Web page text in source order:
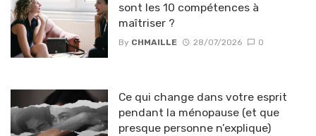
sont les 10 compétences à
maîtriser ?
By CHMAILLE 28/07/2026 0
Ce qui change dans votre esprit
pendant la ménopause (et que
presque personne n’explique)